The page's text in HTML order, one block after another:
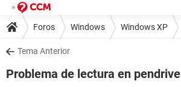
Foros Windows Windows XP
Tema Anterior
Problema de lectura en pendrive